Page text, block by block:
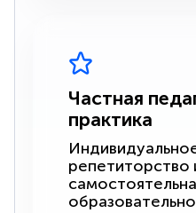
Частная
практика
репетиторство